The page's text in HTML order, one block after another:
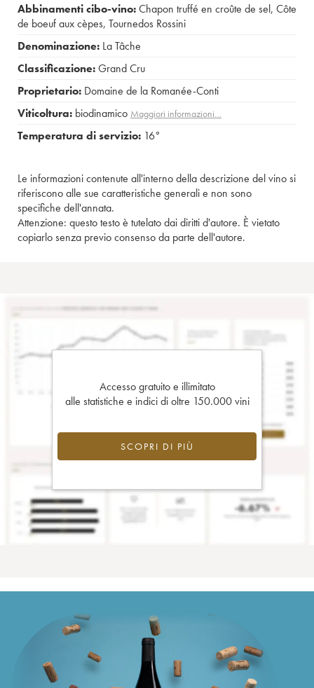
Abbinamenti cibo-vino:Chapon truffé en croûte de sel, Côte
de boeuf aux cèpes, Tournedos Rossini
Denominazione: La Tâche
Classificazione:Grand Cru
Proprietario: Domaine de la Romanée-Conti
Viticoltura: biodinamico Maggiori informazioni…
Temperatura di servizio: 16°
Le informazioni contenute all'interno della descrizione del vino si
riferiscono alle sue caratteristiche generali e non sono
specifiche dell'annata.
Attenzione: questo testo è tutelato dai diritti d'autore. È vietato
copiarlo senza previo consenso da parte dell'autore.
Accesso gratuito e illimitato
alle statistiche e indici di oltre 150.000 vini
SCOPRI DI PIÙ